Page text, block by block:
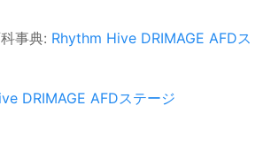
事典: Rhythm Hive DRIMAGE AFDス
DRIMAGE AFDステージ